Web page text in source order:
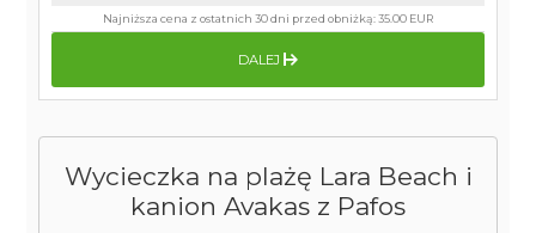
Wycieczka na plażę Lara Beach i
kanion Avakas z Pafos
Najniższa cena z ostatnich 30 dni przed obniżką:35.00 EUR
DALEJ